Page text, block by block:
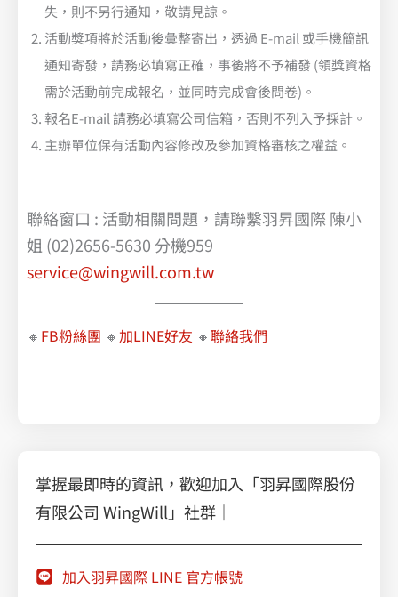
失，則不另行通知，敬請見諒。
活動獎項將於活動後彙整寄出，透過 E-mail 或手機簡訊
通知寄發，請務必填寫正確，事後將不予補發 (領獎資格
需於活動前完成報名，並同時完成會後問卷)。
報名E-mail 請務必填寫公司信箱，否則不列入予採計。
主辦單位保有活動內容修改及參加資格審核之權益。
聯絡窗口 : 活動相關問題，請聯繫羽昇國際 陳小
姐 (02)2656-5630 分機959
service@wingwill.com.tw
🔸 FB粉絲團 🔸加LINE好友 🔸聯絡我們
掌握最即時的資訊，歡迎加入「羽昇國際股份
有限公司 WingWill」社群｜
加入羽昇國際 LINE 官方帳號